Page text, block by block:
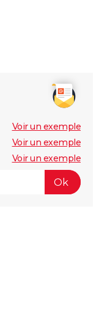
Voir un exemple
Voir un exemple
Voir un exemple